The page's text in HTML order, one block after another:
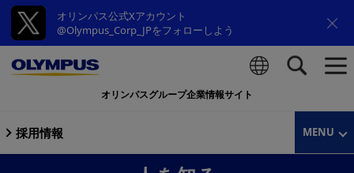
オリンパス公式Xアカウント
@Olympus_Corp_JPをフォローしよう
オリンパスグループ企業情報サイト
採用情報 MENU